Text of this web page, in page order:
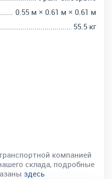
0.55 м × 0.61 м × 0.61 м
55.5 кг
компанией
склада, подробные
здесь